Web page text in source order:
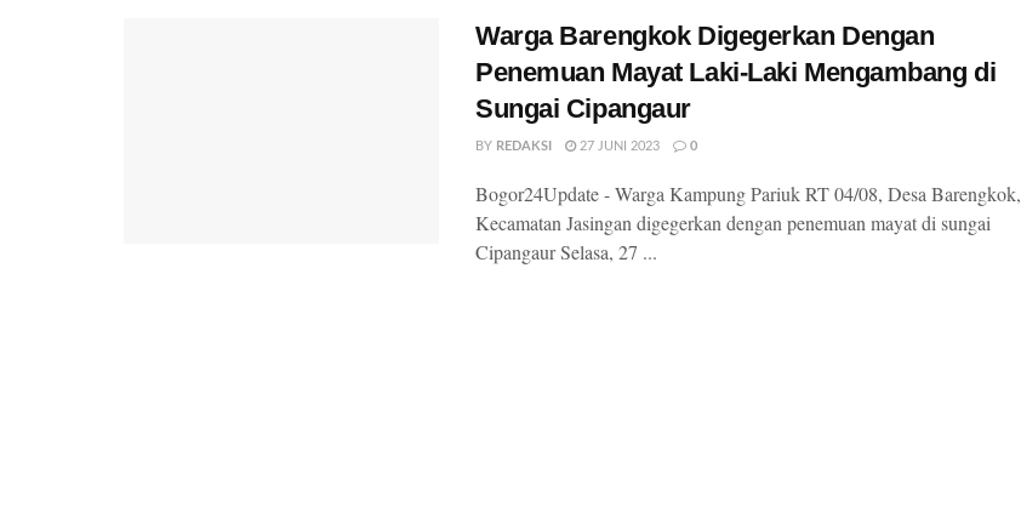
Warga Barengkok Digegerkan Dengan
Penemuan Mayat Laki-Laki Mengambang di
Sungai Cipangaur
BY REDAKSI 27 JUNI 2023 0
Bogor24Update - Warga Kampung Pariuk RT 04/08, Desa Barengkok,
Kecamatan Jasingan digegerkan dengan penemuan mayat di sungai
Cipangaur Selasa, 27 ...